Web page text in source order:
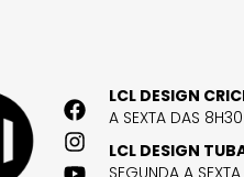
LCL DESIGN
A SEXTA DAS
LCL DESIGN